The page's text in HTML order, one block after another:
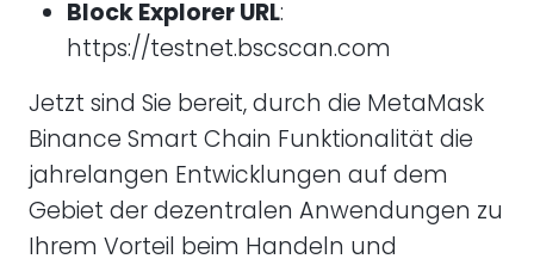
Block Explorer URL:
https://testnet.bscscan.com
Jetzt sind Sie bereit, durch die MetaMask
Binance Smart Chain Funktionalität die
jahrelangen Entwicklungen auf dem
Gebiet der dezentralen Anwendungen zu
Ihrem Vorteil beim Handeln und